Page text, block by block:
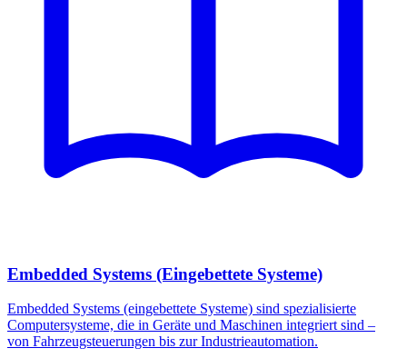
Embedded Systems (Eingebettete Systeme)
Embedded Systems (eingebettete Systeme) sind spezialisierte
Computersysteme, die in Geräte und Maschinen integriert sind –
von Fahrzeugsteuerungen bis zur Industrieautomation.